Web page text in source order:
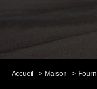
Accueil Maison